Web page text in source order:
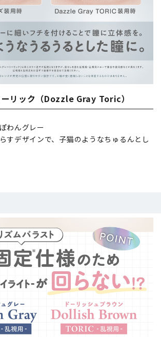
リック（Dozzle Gray Toric）
わんグレー
すデザインで、子猫のようなちゅるんとし